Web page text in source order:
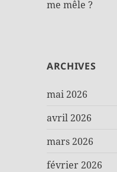
me mêle ?
ARCHIVES
mai 2026
avril 2026
mars 2026
février 2026